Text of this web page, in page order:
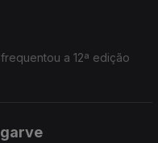
a 12ª edição